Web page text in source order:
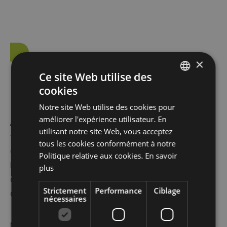
Utile à savoir
Attention: la date que vous indiquez dans le
formulaire est une préférence et n’est pas encore
définitive.
Nos collègues feront de leur mieux pour respecter
cette date, vous recevrez la confirmation définitive
de la date d’enlèvement par e-mail.
FRENCH
×
Ce site Web utilise des
cookies
Notre site Web utilise des cookies pour
améliorer l'expérience utilisateur. En
utilisant notre site Web, vous acceptez
tous les cookies conformément à notre
Politique relative aux cookies. En savoir
plus
Strictement
nécessaires
Performance Ciblage